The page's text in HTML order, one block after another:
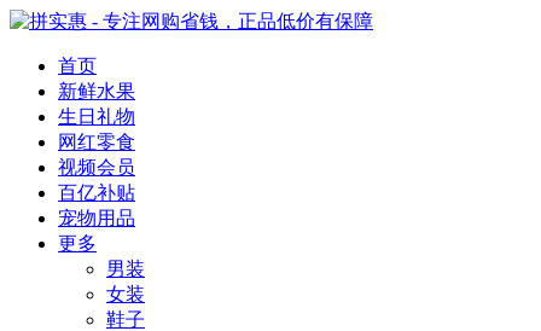
首页
新鲜水果
生日礼物
网红零食
视频会员
百亿补贴
宠物用品
更多
男装
女装
鞋子